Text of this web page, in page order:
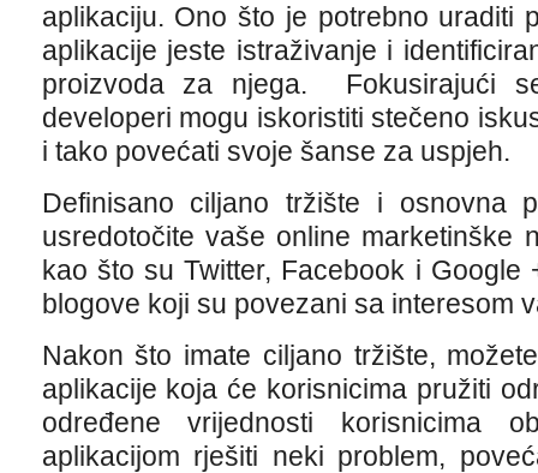
aplikaciju. Ono što je potrebno uraditi
aplikacije jeste istraživanje i
proizvoda za njega. Fokusirajući
developeri mogu iskoristiti stečeno
i tako povećati svoje šanse za uspjeh.
Definisano ciljano tržište i osnovna
usredotočite vaše online marketinške
kao što su Twitter, Facebook i
blogove koji su povezani sa interesom
Nakon što imate ciljano tržište,
aplikacije koja će korisnicima pružiti
određene vrijednosti korisnicima
aplikacijom rješiti neki problem,